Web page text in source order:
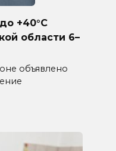
+40°C
области 6–
объявлено